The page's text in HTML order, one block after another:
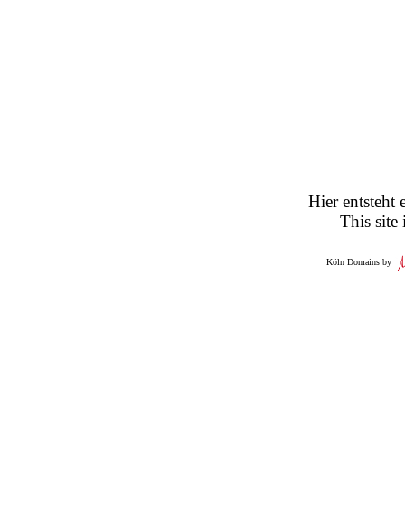
Hier entsteht
This site
Köln Domains by